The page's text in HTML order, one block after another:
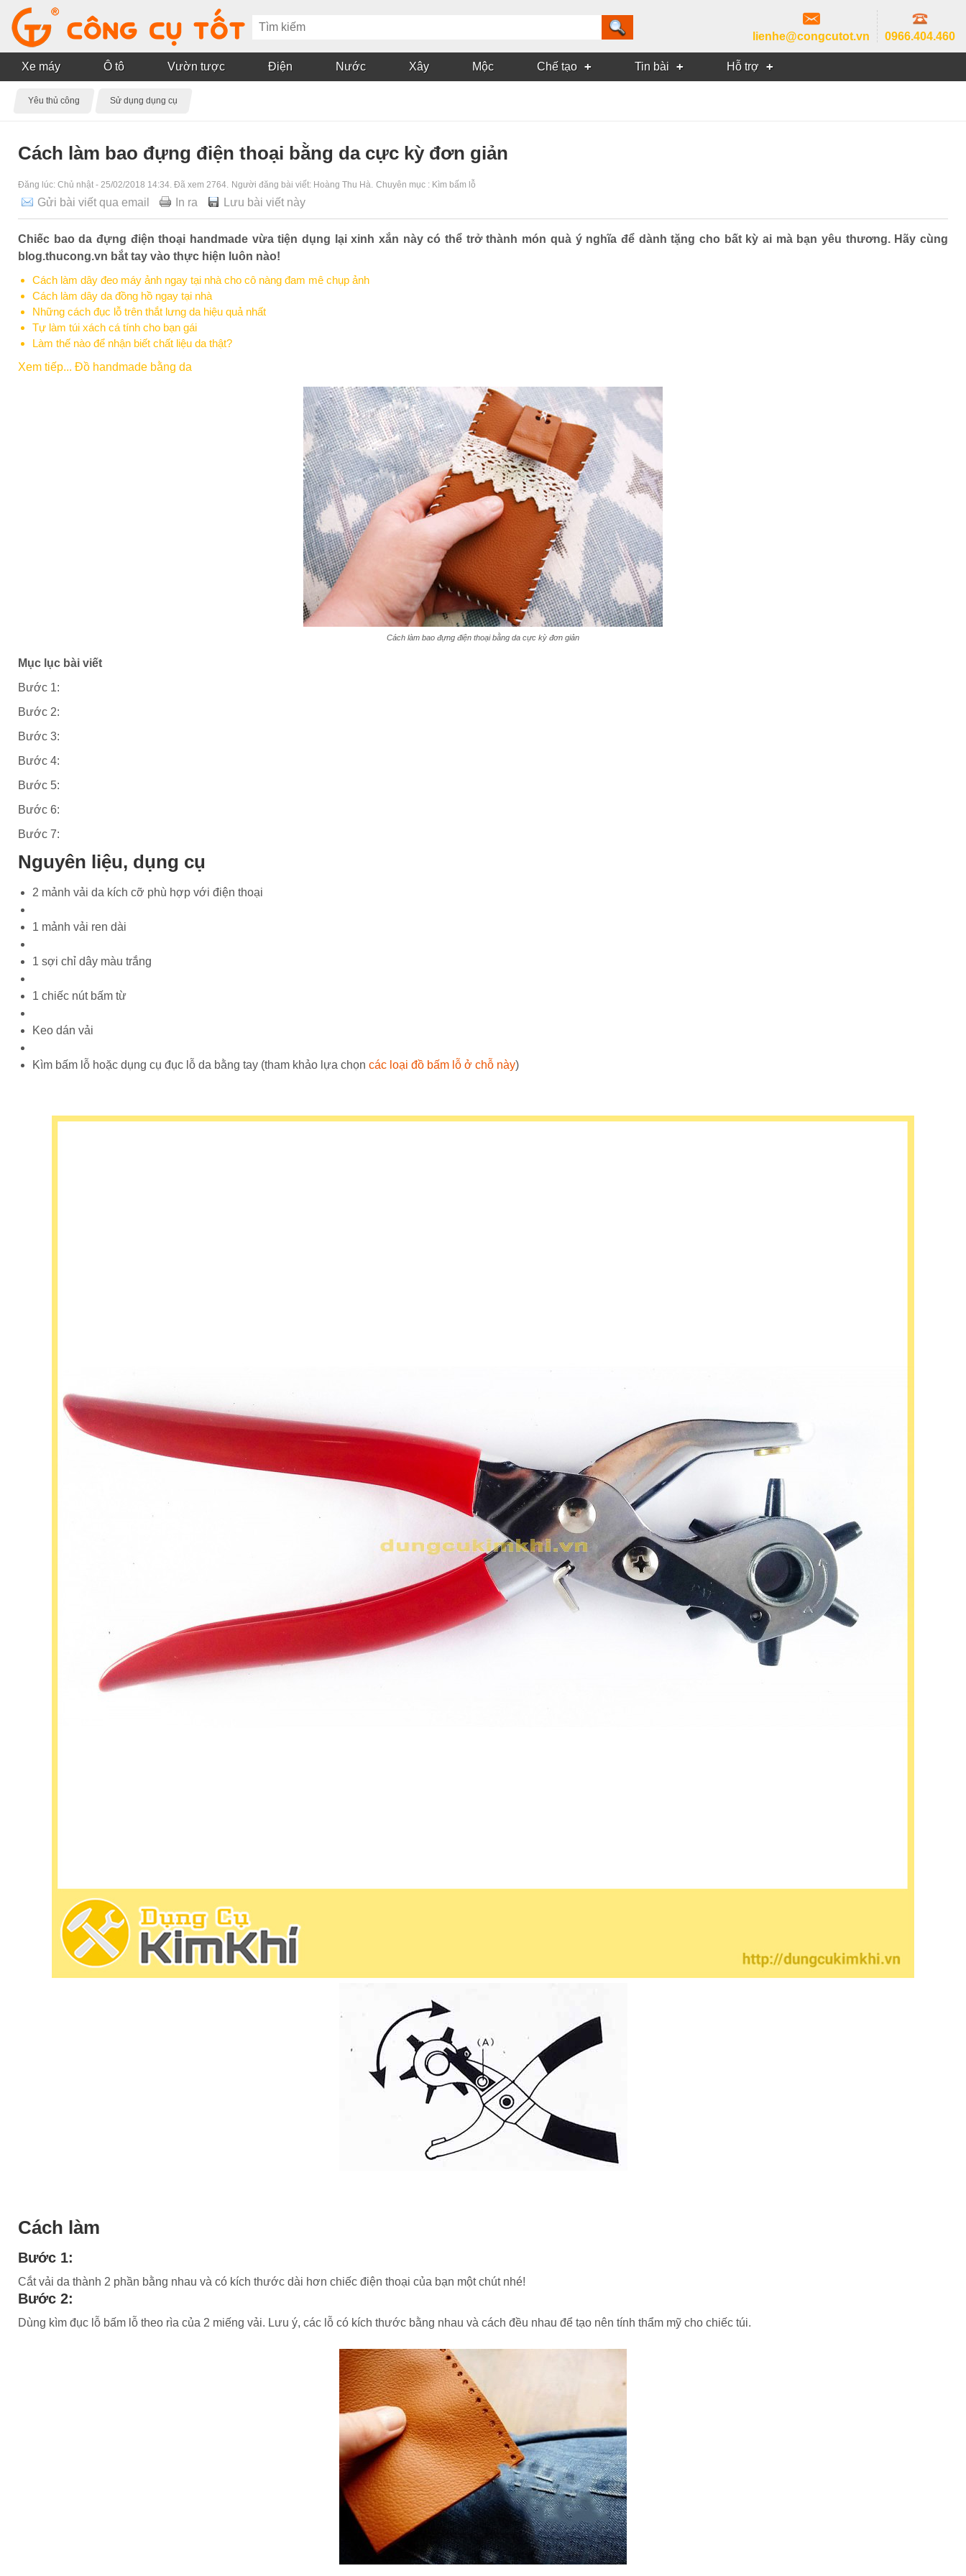
0966.404.460
lienhe@congcutot.vn
Xe máy Ô tô Vườn tược Điện Nước Xây Mộc Chế tạo Tin bài Hỗ trợ
Yêu thủ công Sử dụng dụng cụ
Cách làm bao đựng điện thoại bằng da cực kỳ đơn giản
Đăng lúc: Chủ nhật - 25/02/2018 14:34 . Đã xem 2764. Người đăng bài viết: Hoàng Thu Hà Chuyên mục : Kìm bấm lỗ
Gửi bài viết qua email In ra Lưu bài viết này
Chiếc bao da đựng điện thoại handmade vừa tiện dụng lại xinh xắn này có thể trở thành món quà ý nghĩa để dành tặng cho bất kỳ ai mà bạn yêu thương. Hãy cùng
blog.thucong.vn bắt tay vào thực hiện luôn nào!
Cách làm dây đeo máy ảnh ngay tại nhà cho cô nàng đam mê chụp ảnh
Cách làm dây da đồng hồ ngay tại nhà
Những cách đục lỗ trên thắt lưng da hiệu quả nhất
Tự làm túi xách cá tính cho bạn gái
Làm thế nào để nhận biết chất liệu da thật?
Xem tiếp... Đồ handmade bằng da
Cách làm bao đựng điện thoại bằng da cực kỳ đơn giản
Mục lục bài viết
Bước 1:
Bước 2:
Bước 3:
Bước 4:
Bước 5:
Bước 6:
Bước 7:
Nguyên liệu, dụng cụ
2 mảnh vải da kích cỡ phù hợp với điện thoại
1 mảnh vải ren dài
1 sợi chỉ dây màu trắng
1 chiếc nút bấm từ
Keo dán vải
Kìm bấm lỗ hoặc dụng cụ đục lỗ da bằng tay (tham khảo lựa chọn các loại đồ bấm lỗ ở chỗ này)
Cách làm
Bước 1:
Cắt vải da thành 2 phần bằng nhau và có kích thước dài hơn chiếc điện thoại của bạn một chút nhé!
Bước 2:
Dùng kìm đục lỗ bấm lỗ theo rìa của 2 miếng vải. Lưu ý, các lỗ có kích thước bằng nhau và cách đều nhau để tạo nên tính thẩm mỹ cho chiếc túi.